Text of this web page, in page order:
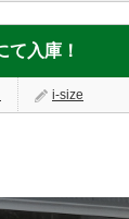
て入庫！
i-size